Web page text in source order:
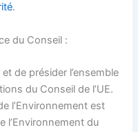
.
du Conseil :
de présider l’ensemble
du Conseil de l’UE.
l’Environnement est
l’Environnement du